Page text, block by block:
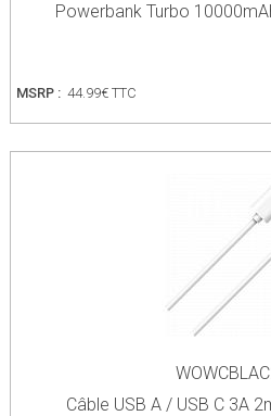
Powerbank Turbo
MSRP : 44.99€ TTC
Câble USB A / USB C 3A